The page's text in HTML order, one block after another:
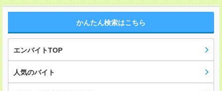
かんたん検索はこちら
エンバイトTOP
人気のバイト